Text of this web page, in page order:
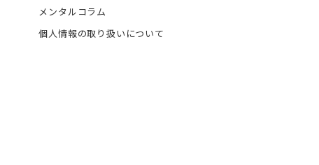
メンタルコラム
個人情報の取り扱いについて